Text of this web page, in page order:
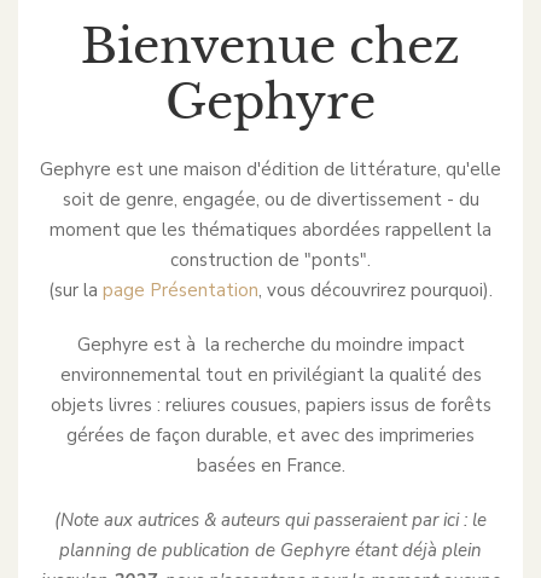
Bienvenue chez
Gephyre
Gephyre est une maison d'édition de littérature, qu'elle
soit de genre, engagée, ou de divertissement - du
moment que les thématiques abordées rappellent la
construction de "ponts".
(sur la page Présentation, vous découvrirez pourquoi).
Gephyre est à la recherche du moindre impact
environnemental tout en privilégiant la qualité des
objets livres : reliures cousues, papiers issus de forêts
gérées de façon durable, et avec des imprimeries
basées en France.
(Note aux autrices & auteurs qui passeraient par ici : le
planning de publication de Gephyre étant déjà plein